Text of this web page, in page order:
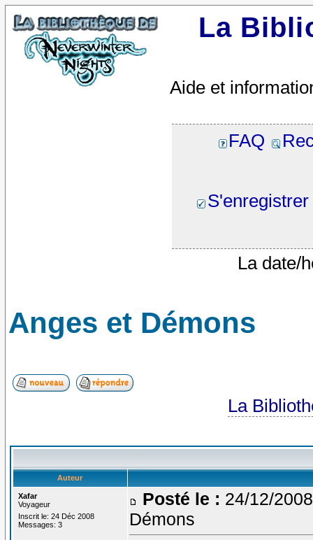
La
Aide et
FAQ
S'enregistrer
La date/
Anges et Démons
La
Auteur
Xafar
Voyageur
Inscrit le: 24 Déc 2008
Messages: 3
Posté le : 24/12/
Démons